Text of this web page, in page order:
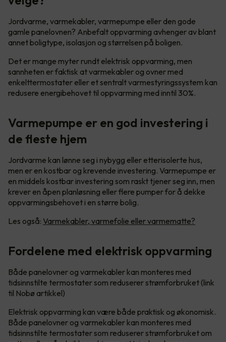
Jordvarme, varmekabler, varmepumpe eller den gode
gamle panelovnen? Anbefalt oppvarming avhenger av blant
annet boligtype, isolasjon og størrelsen på boligen.
Det er mange myter rundt elektrisk oppvarming, men
sannheten er faktisk at varmekabler og ovner med
enkelttermostater eller et sentralt varmestyringssystem kan
redusere energibehovet til oppvarming med inntil 30%.
Varmepumpe er en god investering i
de fleste hjem
Jordvarme kan lønne seg i nybygg eller etterisolerte hus,
men er en kostbar og krevende investering. Varmepumpe er
en middels kostbar investering som raskt tjener seg inn, men
krever en åpen planløsning eller flere pumper for å dekke
oppvarmingsbehovet i en større bolig.
Les også: Varmekabler, varmefolie eller varmematte?
Fordelene med elektrisk oppvarming
Både panelovner og varmekabler kan monteres med
tidsinnstilte termostater som reduserer strømforbruket (link
til Nobø artikkel)
Elektrisk oppvarming kan være både praktisk og økonomisk.
Både panelovner og varmekabler kan monteres med
tidsinnstilte termostater som reduserer strømforbruket om